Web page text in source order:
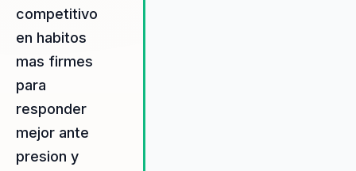
competitivo
en habitos
mas firmes
para
responder
mejor ante
presion y